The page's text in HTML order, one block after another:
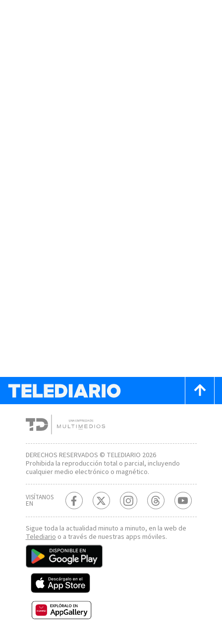
DERECHOS RESERVADOS © TELEDIARIO 2026
Prohibida la reproducción total o parcial, incluyendo
cualquier medio electrónico o magnético.
VISÍTANOS
EN
Sigue toda la actualidad minuto a minuto, en la web de
Telediarioo a través de nuestras apps móviles.